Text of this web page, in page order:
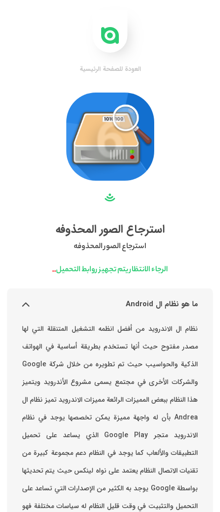
العودة للصفحة الرئيسية
6
استرجاع الصور المحذوفه
استرجاع الصور المحذوفه
الرجاء الانتظار يتم تجهيز روابط التحميل..
ما هو نظام ال Android
نظام ال الاندرويد من أفضل انظمه التشغيل المتنقلة التي لها
مصدر مفتوح حيث أنها تستخدم بطريقة أساسية في الهواتف
والشركات الأخرى في مجتمع يسمى مشروع الأندرويد ويتميز
هذا النظام ببعض المميزات الرائعة ‏مميزات الاندرويد ‏تميز نظام ال
Andrea بأن له واجهة مميزة يمكن تخصصها ‏يوجد في نظام
الاندرويد متجر Google Play الذي يساعد على تحميل
التطبيقات والألعاب ‏كما يوجد في النظام دعم مجموعة كبيرة من
تقنيات الاتصال ‏النظام يعتمد على نواه لينكس حيث يتم تحديثها
بواسطة ‫Google‬ ‏يوجد به الكثير من الإصدارات التي تساعد على
التحميل والتثبيت في وقت قليل ‏النظام له سياسات مختلفة فهو